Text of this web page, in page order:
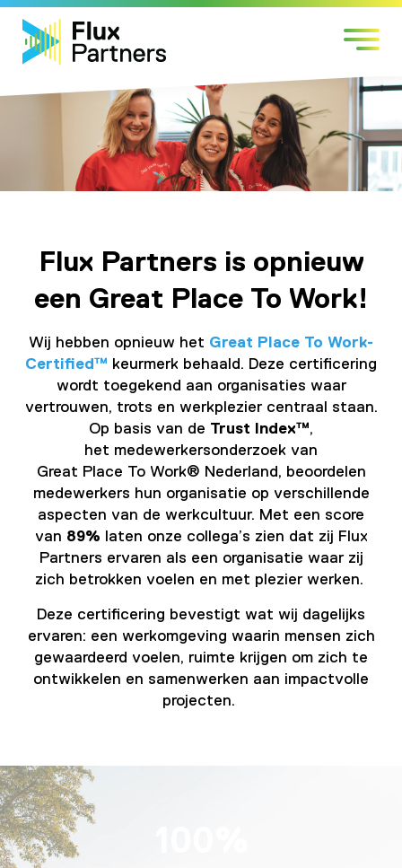
Skip
to
content
Markten
Expertises
Werken bij
Contact
Flux Partners is opnieuw
een Great Place To Work!
Wij hebben opnieuw het Great Place To Work-
Certified™ keurmerk behaald. Deze certificering
wordt toegekend aan organisaties waar
vertrouwen, trots en werkplezier centraal staan.
Op basis van de Trust Index™,
het medewerkersonderzoek van
Great Place To Work® Nederland, beoordelen
medewerkers hun organisatie op verschillende
aspecten van de werkcultuur. Met een score
van 89% laten onze collega’s zien dat zij Flux
Partners ervaren als een organisatie waar zij
zich betrokken voelen en met plezier werken.
Deze certificering bevestigt wat wij dagelijks
ervaren: een werkomgeving waarin mensen zich
gewaardeerd voelen, ruimte krijgen om zich te
ontwikkelen en samenwerken aan impactvolle
projecten.